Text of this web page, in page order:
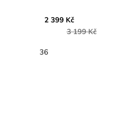
2 399 Kč
3 199 Kč
36